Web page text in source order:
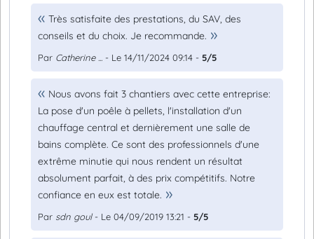
Très satisfaite des prestations, du SAV, des
conseils et du choix. Je recommande.
Par Catherine ... - Le 14/11/2024 09:14 - 5/5
Nous avons fait 3 chantiers avec cette entreprise:
La pose d'un poêle à pellets, l'installation d'un
chauffage central et dernièrement une salle de
bains complète. Ce sont des professionnels d'une
extrême minutie qui nous rendent un résultat
absolument parfait, à des prix compétitifs. Notre
confiance en eux est totale.
Par sdn goul- Le 04/09/2019 13:21 - 5/5